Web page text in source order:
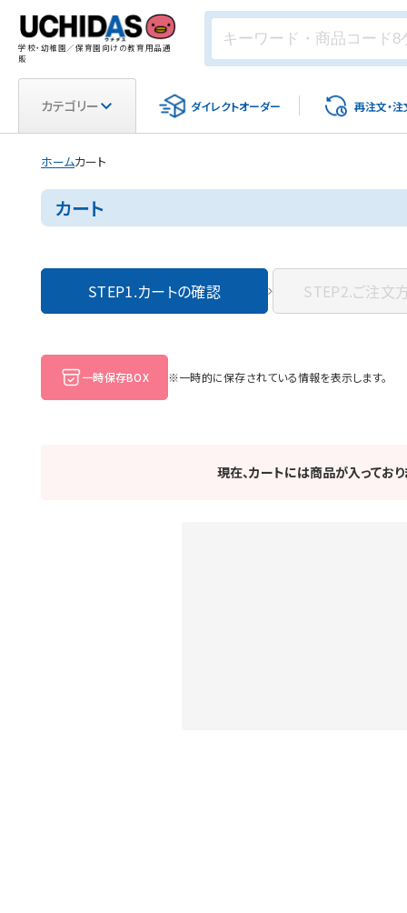
学校・幼稚園／保育園向けの教育用品通
販
カテゴリー ダイレクトオーダー 再注文・注
ホームカート
カート
STEP1.カートの確認 STEP2.ご注文
一時保存BOX ※一時的に保存されている情報を表示します。
現在、カートには商品が入ってお